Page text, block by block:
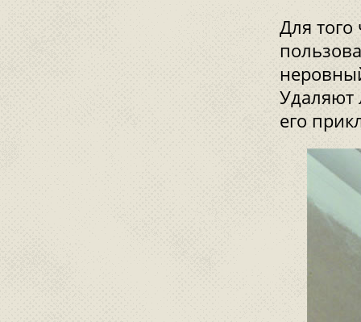
Для
его